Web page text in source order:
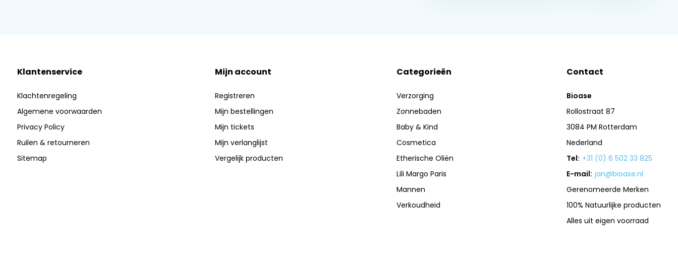
Klantenservice
Klachtenregeling
Algemene voorwaarden
Privacy Policy
Ruilen & retourneren
Sitemap
Mijn account
Registreren
Mijn bestellingen
Mijn tickets
Mijn verlanglijst
Vergelijk producten
Categorieën
Verzorging
Zonnebaden
Baby & Kind
Cosmetica
Etherische Oliën
Lili Margo Paris
Mannen
Verkoudheid
Contact
Bioase
Rollostraat 87
3084 PM Rotterdam
Nederland
Tel: +31 (0) 6 502 33 825
E-mail: jan@bioase.nl
Gerenomeerde Merken
100% Natuurlijke producten
Alles uit eigen voorraad